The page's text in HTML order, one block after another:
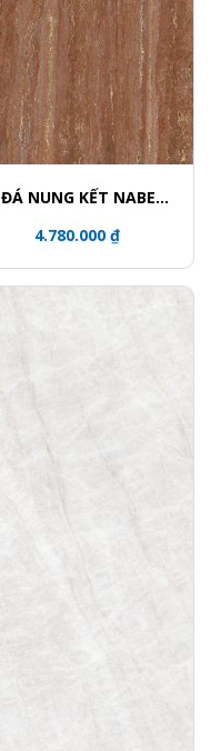
ĐÁ NUNG KẾT NABEL
4.780.000 ₫